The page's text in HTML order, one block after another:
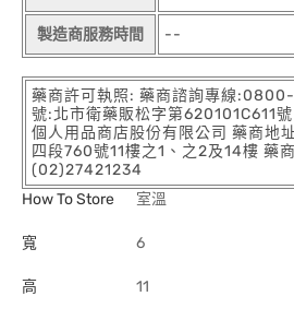
製造商服務時間 --
藥商許可執照: 藥商諮詢專線
號:北市衛藥販松字第620101C611
個人用品商店股份有限公司 藥商地
四段760號11樓之1、之2及14樓 藥
(02)27421234
How To Store
室溫
寬 6
高 11